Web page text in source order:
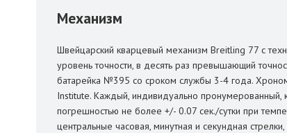
Механизм
Швейцарский кварцевый механизм Breitling 77 с
уровень точности, в десять раз превышающий
батарейка №395 со сроком службы 3-4 года.
Institute. Каждый, индивидуально пронумерованный,
погрешностью не более +/- 0.07 сек./сутки при
центральные часовая, минутная и секундная